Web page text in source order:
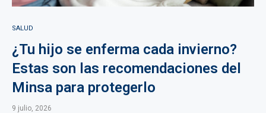
SALUD
¿Tu hijo se enferma cada invierno?
Estas son las recomendaciones del
Minsa para protegerlo
9 julio, 2026